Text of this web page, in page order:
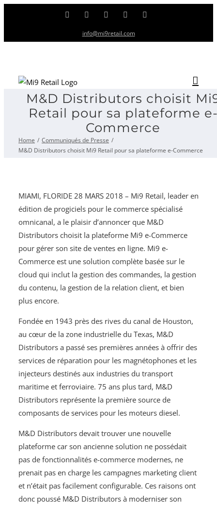
FacebookTwitter LinkedInInstagram
info@mi9retail.com
M&D Distributors choisit
Retail pour sa plateforme
Commerce
Home
Communiqués de Presse
M&D Distributors choisit Mi9 Retail pour sa plateforme e-Commerce
MIAMI, FLORIDE 28 MARS 2018 – Mi9 Retail, leader en
édition de progiciels pour le commerce spécialisé
omnicanal, a le plaisir d’annoncer que M&D
Distributors choisit la plateforme Mi9 e-Commerce
pour gérer son site de ventes en ligne. Mi9 e-
Commerce est une solution complète basée sur le
cloud qui inclut la gestion des commandes, la gestion
du contenu, la gestion de la relation client, et bien
plus encore.
Fondée en 1943 près des rives du canal de Houston,
au cœur de la zone industrielle du Texas, M&D
Distributors a passé ses premières années à offrir des
services de réparation pour les magnétophones et les
injecteurs destinés aux industries du transport
maritime et ferroviaire. 75 ans plus tard, M&D
Distributors représente la première source de
composants de services pour les moteurs diesel.
M&D Distributors devait trouver une nouvelle
plateforme car son ancienne solution ne possédait
pas de fonctionnalités e-commerce modernes, ne
prenait pas en charge les campagnes marketing client
et n’était pas facilement configurable. Ces raisons ont
donc poussé M&D Distributors à moderniser son